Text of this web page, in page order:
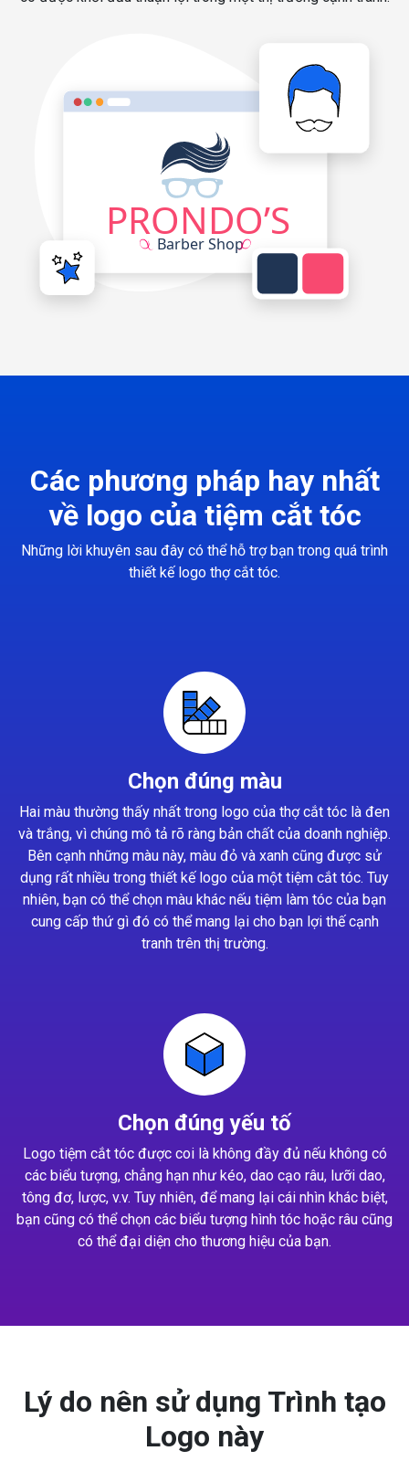
Các phương pháp hay nhất
về logo của tiệm cắt tóc
Những lời khuyên sau đây có thể hỗ trợ bạn trong quá trình
thiết kế logo thợ cắt tóc.
Chọn đúng màu
Hai màu thường thấy nhất trong logo của thợ cắt tóc là đen
và trắng, vì chúng mô tả rõ ràng bản chất của doanh nghiệp.
Bên cạnh những màu này, màu đỏ và xanh cũng được sử
dụng rất nhiều trong thiết kế logo của một tiệm cắt tóc. Tuy
nhiên, bạn có thể chọn màu khác nếu tiệm làm tóc của bạn
cung cấp thứ gì đó có thể mang lại cho bạn lợi thế cạnh
tranh trên thị trường.
Chọn đúng yếu tố
Logo tiệm cắt tóc được coi là không đầy đủ nếu không có
các biểu tượng, chẳng hạn như kéo, dao cạo râu, lưỡi dao,
tông đơ, lược, v.v. Tuy nhiên, để mang lại cái nhìn khác biệt,
bạn cũng có thể chọn các biểu tượng hình tóc hoặc râu cũng
có thể đại diện cho thương hiệu của bạn.
Lý do nên sử dụng Trình tạo
Logo này